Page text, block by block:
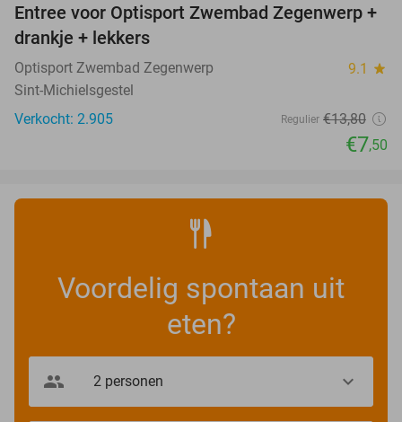
46%
Entree voor Optisport Zwembad Zegenwerp +
drankje + lekkers
Optisport Zwembad Zegenwerp 9.1 star
Sint-Michielsgestel
Verkocht: 2.905
Regulier €13,80
€7,50
Voordelig spontaan uit
eten?